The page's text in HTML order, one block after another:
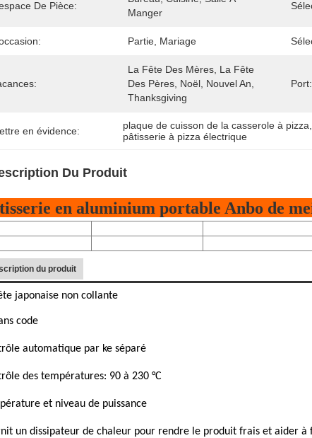
De Pièce:
Manger
Partie, Mariage
La Fête Des Mères, La Fête
Des Pères, Noël, Nouvel An,
Thanksgiving
Port:
en évidence: plaque de cuisson de la casserole à pizza
pâtisserie à pizza électrique
Du Produit
en aluminium portable Anbo de
du produit
japonaise non collante
code
automatique par ke séparé
des températures: 90 à 230 °C
et niveau de puissance
un dissipateur de chaleur pour rendre le produit frais et aider